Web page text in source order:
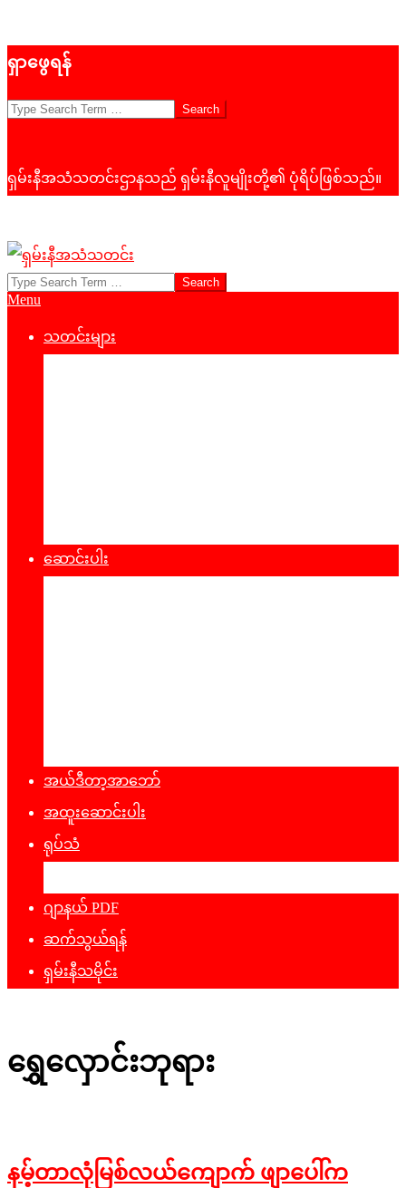
to
ရှာဖွေရန်
Search
ရှမ်းနီအသံသတင်းဌာနသည် ရှမ်းနီလူမျိုးတို့၏ ပုံရိပ်ဖြစ်သည်။
ရှမ်း
Search
Primary
Menu
သတင်းများ
ဆောင်းပါး
အယ်ဒီတာ့အာဘော်
အထူးဆောင်းပါး
ရုပ်သံ
ဂျာနယ် PDF
ဆက်သွယ်ရန်
ရှမ်းနီသမိုင်း
ရွှေလှောင်းဘုရား
နမ့်တာလုံမြစ်လယ်ကျောက် ဖျာပေါ်က